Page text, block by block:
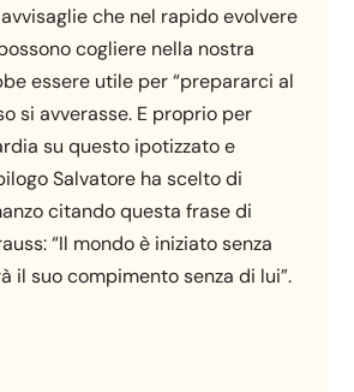
che nel rapido evolvere
cogliere nella nostra
essere utile per “prepararci al
si avverasse. E proprio per
su questo ipotizzato e
Salvatore ha scelto di
citando questa frase di
“Il mondo è iniziato senza
il suo compimento senza di lui”.